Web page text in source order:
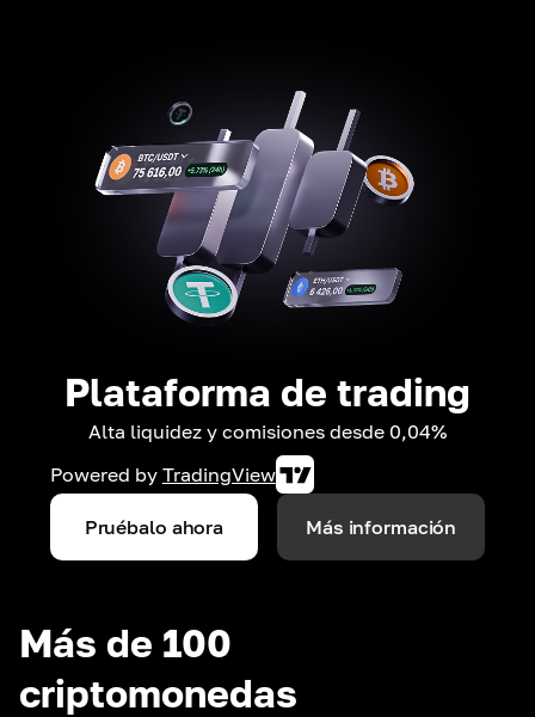
Plataforma de trading
Alta liquidez y comisiones desde 0,04%
Powered by TradingView
Pruébalo ahora Más información
Más de 100
criptomonedas